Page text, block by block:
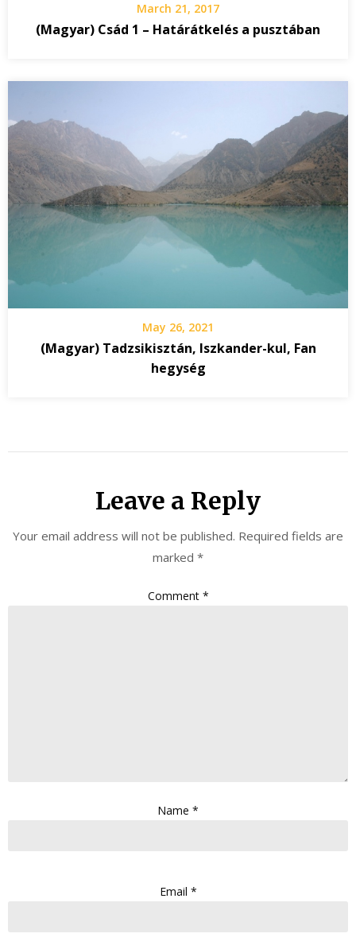
March 21, 2017
(Magyar) Csád 1 – Határátkelés a pusztában
May 26, 2021
(Magyar) Tadzsikisztán, Iszkander-kul, Fan
hegység
Leave a Reply
Your email address will not be published. Required fields are
marked *
Comment *
Name *
Email *